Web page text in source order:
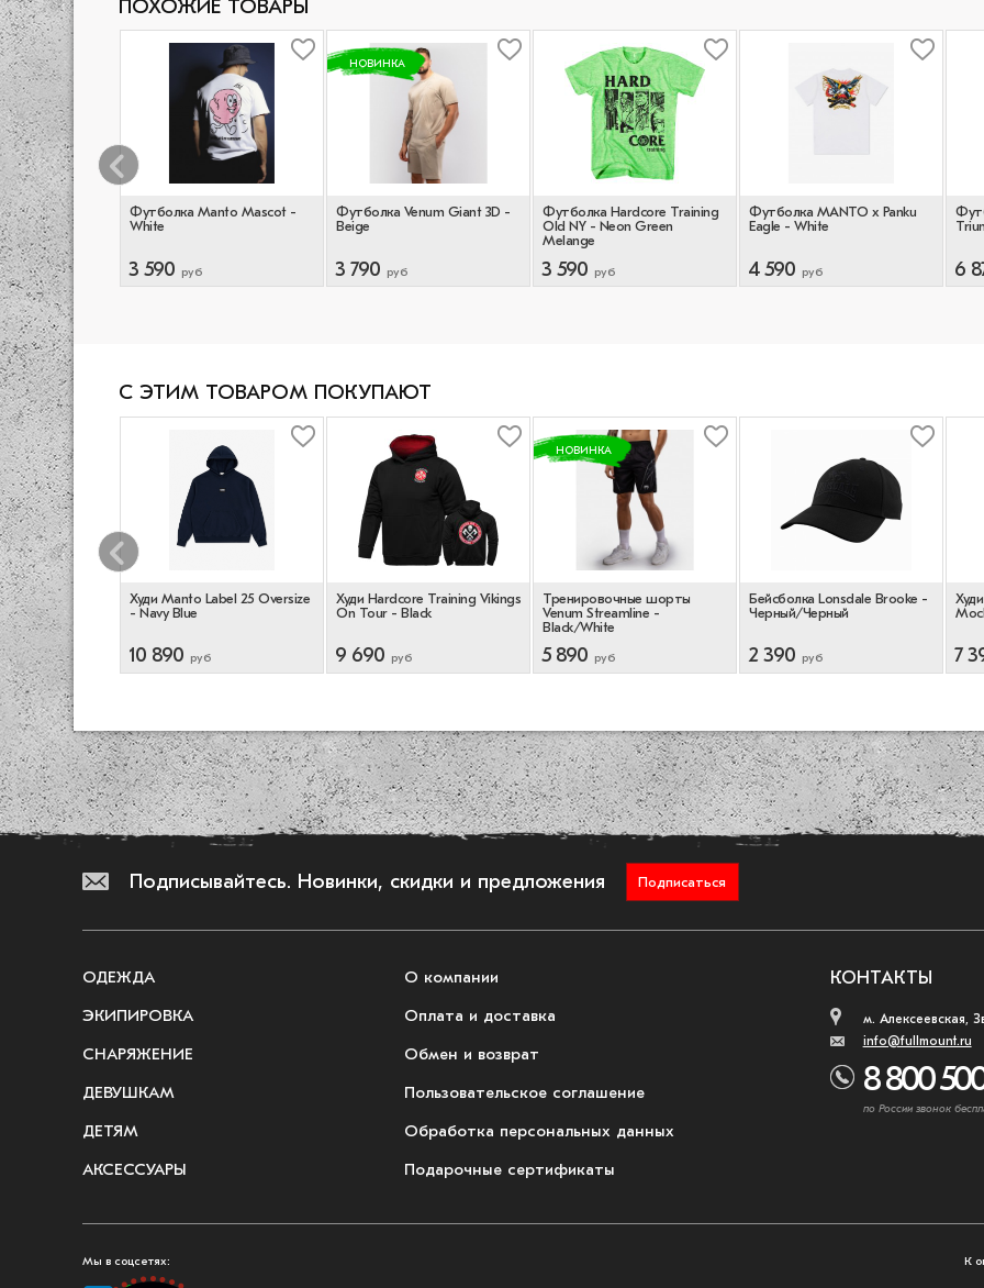
ПОХОЖИЕ ТОВАРЫ
Training
Black -
Футболка Manto Mascot -
White
3 590 руб
НОВИНКА
Футболка Venum Giant 3D -
Beige
3 790 руб
Футболка Hardcore Training
Old NY - Neon Green
Melange
3 590 руб
Футболка MANTO x Panku
Eagle - White
4 590 руб 6
С ЭТИМ ТОВАРОМ ПОКУПАЮТ
Manto
Худи Manto Label 25 Oversize
- Navy Blue
10 890 руб
Худи Hardcore Training Vikings
On Tour - Black
9 690 руб
НОВИНКА
Тренировочные шорты
Venum Streamline -
Black/White
5 890 руб
Бейсболка Lonsdale Brooke -
Черный/Черный
2 390 руб 7
Подписывайтесь. Новинки, скидки и предложения Подписаться
КОНТАКТЫ
м. Алексеевская,
info@fullmount.ru
8 800
по России звонок
ОДЕЖДА
ЭКИПИРОВКА
СНАРЯЖЕНИЕ
ДЕВУШКАМ
ДЕТЯМ
АКСЕССУАРЫ
О компании
Оплата и доставка
Обмен и возврат
Пользовательское соглашение
Обработка персональных данных
Подарочные сертификаты
Мы в соцсетях: К